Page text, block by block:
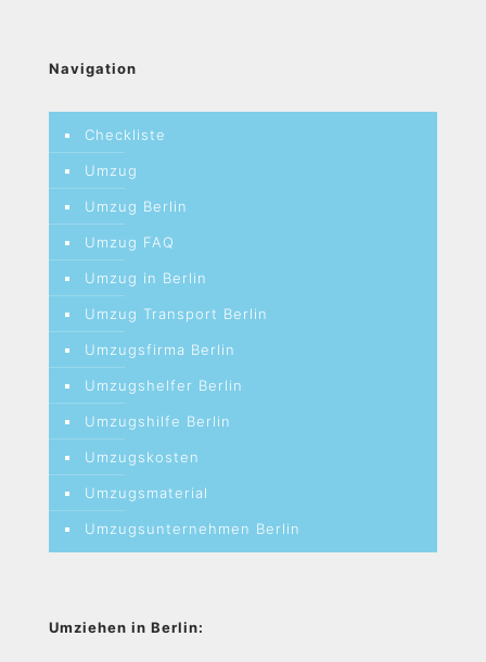
Navigation
Checkliste
Umzug
Umzug Berlin
Umzug FAQ
Umzug in Berlin
Umzug Transport Berlin
Umzugsfirma Berlin
Umzugshelfer Berlin
Umzugshilfe Berlin
Umzugskosten
Umzugsmaterial
Umzugsunternehmen Berlin
Umziehen in Berlin: